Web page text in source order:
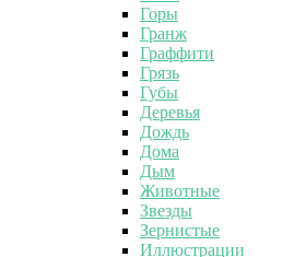
Горы
Гранж
Граффити
Грязь
Губы
Деревья
Дождь
Дома
Дым
Животные
Звезды
Зернистые
Иллюстрации